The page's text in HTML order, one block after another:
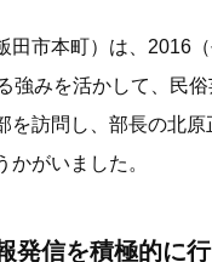
田市本町）は、2016
強みを活かして、民
を訪問し、部長の北
がいました。
発信を積極的に